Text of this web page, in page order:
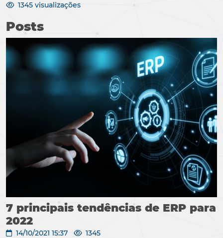
1345 visualizações
Posts
7 principais tendências de ERP para
2022
14/10/2021 15:37 1345